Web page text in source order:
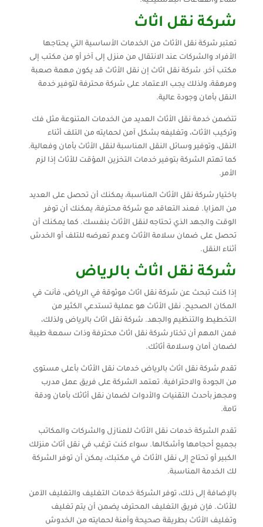
شركة نقل اثاث
تعتبر شركة نقل الأثاث من الخدمات الأساسية التي يحتاجها
الأفراد والشركات عند الانتقال من منزل إلى آخر أو من مكتب إلى
مكتب آخر. شركة نقل اثاث إن نقل الأثاث قد يكون مهمة صعبة
ومرهقة، ولذلك يجب الاعتماد على شركة محترفة لتوفير خدمة
النقل بأمان وجودة عالية.
تتضمن خدمة نقل الأثاث العديد من الخدمات المتنوعة مثل فك
وتركيب الأثاث، وتغليفه بشكل آمن لحمايته من التلف أثناء
النقل، وتوفير وسائل النقل المناسبة لنقل الأثاث بأمان وفعالية.
كما تهتم الشركة بتوفير خدمات التخزين المؤقت للأثاث إذا لزم
الأمر.
باختيار شركة نقل الأثاث المناسبة، يمكنك أن تحصل على العديد
من المزايا. فعند التعاقد مع شركة محترفة، يمكنك أن توفر
الوقت والجهد الذي تحتاجه لنقل الأثاث بنفسك. كما يمكنك أن
تحصل على ضمان سلامة الأثاث وعدم تعرضه للتلف أو الخدش
أثناء النقل.
شركة نقل اثاث بالرياض
إذا كنت تبحث عن شركة نقل اثاث موثوقة في الرياض، فأنت في
المكان الصحيح. نقل الأثاث هو عملية تستدعي الكثير من
التخطيط والتنظيم والجهد. شركة نقل اثاث بالرياض ولذلك،
فمن المهم أن تختار شركة نقل اثاث محترفة وذات سمعة طيبة
لضمان أمان وسلامة أثاثك.
تقدم شركة نقل اثاث بالرياض خدمات نقل الأثاث بأعلى مستوى
من الجودة والاحترافية. تعتمد الشركة على فريق عمل مدرب
ومجهز بأحدث التقنيات والأدوات لضمان نقل أثاثك بأمان ودقة
تامة.
تقدم الشركة خدمات نقل الأثاث للمنازل والشركات والمكاتب
بجميع أحجامها وأشكالها. سواء كنت ترغب في نقل أثاث منزلك
الكبير أو تحتاج إلى نقل الأثاث في مكتبك، يمكن أن توفر الشركة
لك الخدمة المناسبة.
بالإضافة إلى ذلك، توفر الشركة خدمات التغليف والتغليف الآمن
للأثاث. فإن فريق التغليف المحترف يضمن أن يتم تغليف
وتغليف الأثاث بطريقة صحيحة وآمنة لحمايته من الخدوش